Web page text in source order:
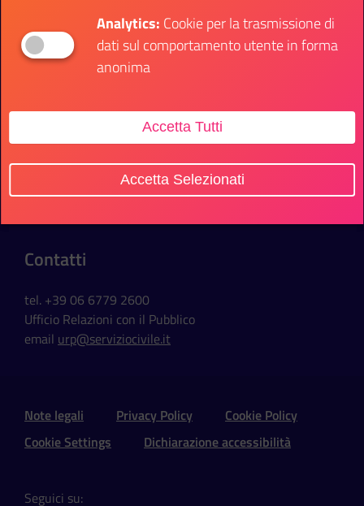
Contatti
Sede Ufficio
Via della Ferratella in Laterano, 51
Contatti
tel. +39 06 6779 2600
Ufficio Relazioni con il Pubblico
email urp@serviziocivile.it
Sezione Link Utili e Social
Note legali Privacy Policy
Cookie Policy
Cookie Settings
Dichiarazione accessibilità
Seguici su:
Analytics: Cookie per la trasmissione di
dati sul comportamento utente in forma
anonima
Accetta Tutti
Accetta Selezionati